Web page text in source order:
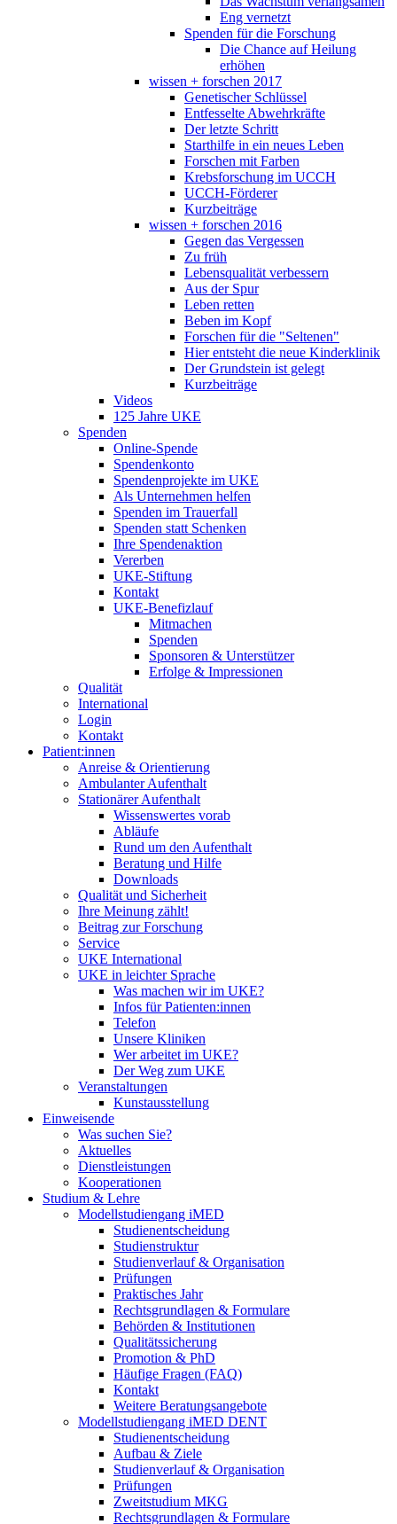
Eng vernetzt
Spenden für die Forschung
Die Chance auf Heilung
erhöhen
wissen + forschen 2017
Genetischer Schlüssel
Entfesselte Abwehrkräfte
Der letzte Schritt
Starthilfe in ein neues Leben
Forschen mit Farben
Krebsforschung im UCCH
UCCH-Förderer
Kurzbeiträge
wissen + forschen 2016
Gegen das Vergessen
Zu früh
Lebensqualität verbessern
Aus der Spur
Leben retten
Beben im Kopf
Forschen für die "Seltenen"
Hier entsteht die neue Kinderklinik
Der Grundstein ist gelegt
Kurzbeiträge
Videos
125 Jahre UKE
Spenden
Online-Spende
Spendenkonto
Spendenprojekte im UKE
Als Unternehmen helfen
Spenden im Trauerfall
Spenden statt Schenken
Ihre Spendenaktion
Vererben
UKE-Stiftung
Kontakt
UKE-Benefizlauf
Mitmachen
Spenden
Sponsoren & Unterstützer
Erfolge & Impressionen
Qualität
International
Login
Kontakt
Patient:innen
Anreise & Orientierung
Ambulanter Aufenthalt
Stationärer Aufenthalt
Wissenswertes vorab
Abläufe
Rund um den Aufenthalt
Beratung und Hilfe
Downloads
Qualität und Sicherheit
Ihre Meinung zählt!
Beitrag zur Forschung
Service
UKE International
UKE in leichter Sprache
Was machen wir im UKE?
Infos für Patienten:innen
Telefon
Unsere Kliniken
Wer arbeitet im UKE?
Der Weg zum UKE
Veranstaltungen
Kunstausstellung
Einweisende
Was suchen Sie?
Aktuelles
Dienstleistungen
Kooperationen
Studium & Lehre
Modellstudiengang iMED
Studienentscheidung
Studienstruktur
Studienverlauf & Organisation
Prüfungen
Praktisches Jahr
Rechtsgrundlagen & Formulare
Behörden & Institutionen
Qualitätssicherung
Promotion & PhD
Häufige Fragen (FAQ)
Kontakt
Weitere Beratungsangebote
Modellstudiengang iMED DENT
Studienentscheidung
Aufbau & Ziele
Studienverlauf & Organisation
Prüfungen
Zweitstudium MKG
Rechtsgrundlagen & Formulare